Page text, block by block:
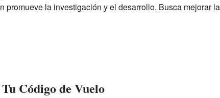
promueve la investigación y el desarrollo. Busca mejorar la
Código de Vuelo